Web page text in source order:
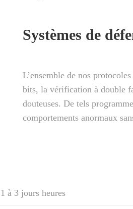
Systèmes de
L’ensemble de nos
bits, la vérification à double
douteuses. De tels
comportements anormaux
1 à 3 jours heures